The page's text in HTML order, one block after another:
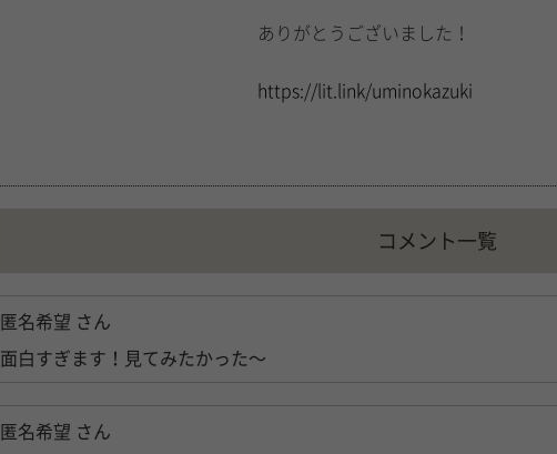
ありがとうございました！
https://lit.link/uminokazuki
コメント一覧
匿名希望 さん
面白すぎます！見てみたかった〜
匿名希望 さん